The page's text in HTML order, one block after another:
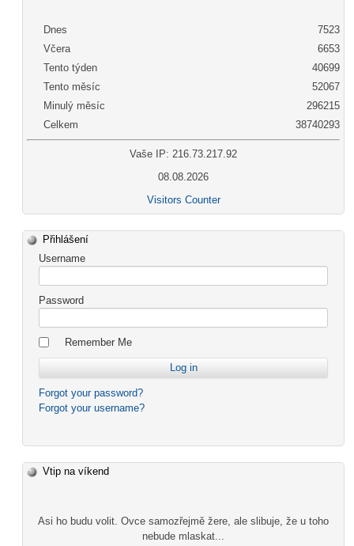
Dnes
Včera
Tento týden
Tento měsíc
Minulý měsíc
Celkem
7523
6653
40699
52067
296215
38740293
Vaše IP: 216.73.217.92
08.08.2026
Visitors Counter
Přihlášení
Username
Password
Remember Me
Forgot your password?
Forgot your username?
Vtip na víkend
Asi ho budu volit. Ovce samozřejmě žere, ale slibuje, že u toho
nebude mlaskat...